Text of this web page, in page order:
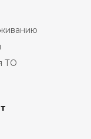
ТО